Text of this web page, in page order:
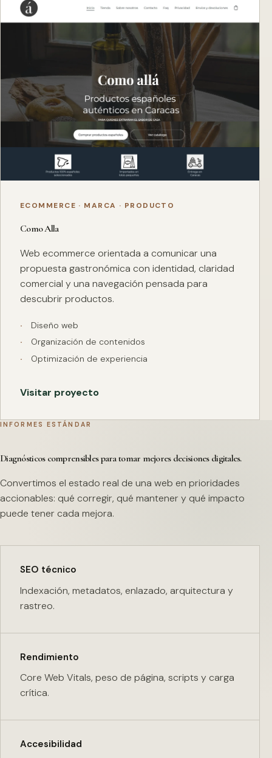
ECOMMERCE · MARCA · PRODUCTO
Como Alla
Web ecommerce orientada a comunicar una
propuesta gastronómica con identidad, claridad
comercial y una navegación pensada para
descubrir productos.
Diseño web
Organización de contenidos
Optimización de experiencia
Visitar proyecto
INFORMES ESTÁNDAR
Diagnósticos comprensibles para tomar mejores decisiones digitales.
Convertimos el estado real de una web en prioridades
accionables: qué corregir, qué mantener y qué impacto
puede tener cada mejora.
SEO técnico
Indexación, metadatos, enlazado, arquitectura y
rastreo.
Rendimiento
Core Web Vitals, peso de página, scripts y carga
crítica.
Accesibilidad